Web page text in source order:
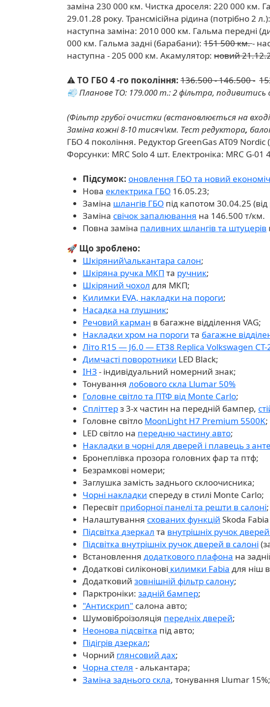
заміна 230 000 км. Чистка дроселя: 220 000 км.
29.01.28 року. Трансмісійна рідина (потрібно 2 л.):
наступна заміна: 2010 000 км. Гальма передні
000 км. Гальма задні (барабани): 151 500 км.-
наступна - 205 000 км. Акамулятор: новий
⚠️ТО ГБО 4 -го покоління: 136.500 - 146.500 -
💨Планове ТО: 179.000 т.: 2 фільтра, подивитись
(Фільтр грубої очистки (встановлюється на
Заміна кожні 8-10 тисяч\км. Тест редуктора,
ГБО 4 покоління. Редуктор GreenGas AT09
Форсунки: MRC Solo 4 шт. Електроніка: MRC G-
Підсумок: оновлення ГБО та новий
Нова еклектрика ГБО 16.05.23;
Заміна шлангів ГБО під капотом 30.04.25
Заміна свічок запалювання на 146.500 т/км.
Повна заміна паливних шлангів та штуцерів
🚀 Що зроблено:
Шкіряний\алькантара салон;
Шкіряна ручка МКП та ручник;
Шкіряний чохол для МКП;
Килимки EVA, накладки на пороги;
Насадка на глушник;
Речовий карман в багажне відділення VAG;
Накладки хром на пороги та багажне
Літо R15 — J6.0 — ET38 Replica Volkswagen CT-
Димчасті поворотники LED Black;
ІНЗ - індивідуальний номерний знак;
Тонування лобового скла Llumar 50%
Головне світло та ПТФ від Monte Carlo;
Спліттерз 3-х частин на передній бампер,
Головне світло MoonLight H7 Premium 5500K;
LED світло на передню частину авто;
Накладки в чорні для дверей і плавець з
Бронеплівка прозора головних фар та птф;
Безрамкові номери;
Заглушка замість заднього склоочисника;
Чорні накладки спереду в стилі Monte Carlo;
Пересвіт приборної панелі та решти в салоні;
Налаштування схованих функцій Skoda
Підсвітка дзеркал та внутрішніх ручок
Підсвітка внутрішніх ручок дверей в салоні
Встановлення додаткового плафона на
Додаткові силіконові килимки Fabia для ніш
Додатковий зовнішній фільтр салону;
Парктроніки: задній бампер;
"Антискрип" салона авто;
Шумовіброізоляція передніх дверей;
Неонова підсвітка під авто;
Підігрів дзеркал;
Чорний глянсовий дах;
Чорна стеля - алькантара;
Заміна заднього скла, тонування Llumar 15%;